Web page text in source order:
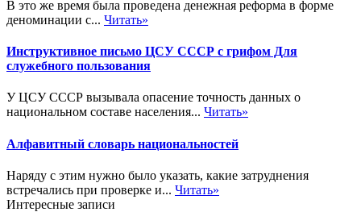
В это же время была проведена денежная реформа в форме
деноминации с... Читать»
Инструктивное письмо ЦСУ СССР с грифом Для
служебного пользования
У ЦСУ СССР вызывала опасение точность данных о
национальном составе населения... Читать»
Алфавитный словарь национальностей
Наряду с этим нужно было указать, какие затруднения
встречались при проверке и... Читать»
Интересные записи